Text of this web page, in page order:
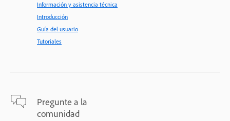
Información y asistencia técnica
Introducción
Guía del usuario
Tutoriales
Pregunte a la
comunidad